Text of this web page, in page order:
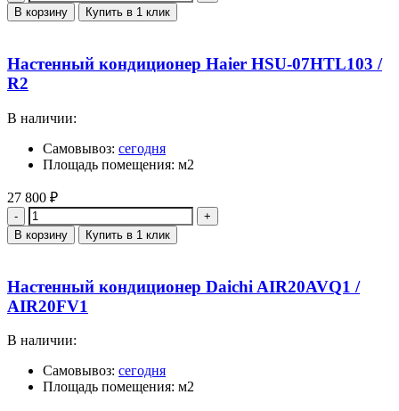
В корзину Купить в 1 клик
Настенный кондиционер Haier HSU-07HTL103 /
R2
В наличии:
Самовывоз: сегодня
Площадь помещения: м2
27 800 ₽
Количество
В корзину Купить в 1 клик
Настенный кондиционер Daichi AIR20AVQ1 /
AIR20FV1
В наличии:
Самовывоз: сегодня
Площадь помещения: м2